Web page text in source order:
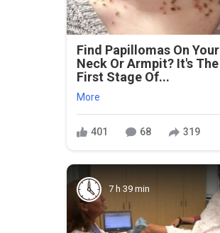
Find Papillomas On Your
Neck Or Armpit? It's The
First Stage Of...
More
401 68 319
7 h 39 min